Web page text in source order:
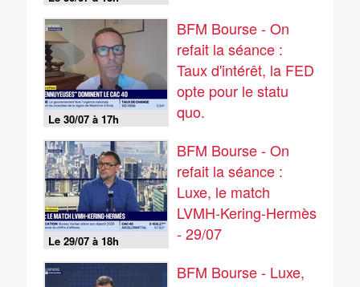
Le 30/07 à 17h
BFM Bourse - On
refait la séance :
Taux d'intérêt, la FED
opte pour le statu
quo.
Le 29/07 à 18h
BFM Bourse - On
refait la séance :
Luxe, le match
LVMH-Kering-Hermès
- 29/07
BFM Bourse - Luxe,